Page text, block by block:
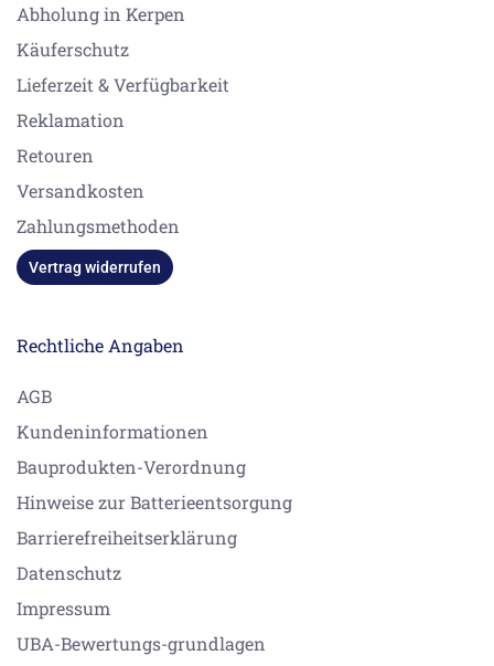
Abholung in Kerpen
Käuferschutz
Lieferzeit & Verfügbarkeit
Reklamation
Retouren
Versandkosten
Zahlungsmethoden
Vertrag widerrufen
Rechtliche Angaben
AGB
Kundeninformationen
Bauprodukten-Verordnung
Hinweise zur Batterieentsorgung
Barrierefreiheitserklärung
Datenschutz
Impressum
UBA-Bewertungs-grundlagen